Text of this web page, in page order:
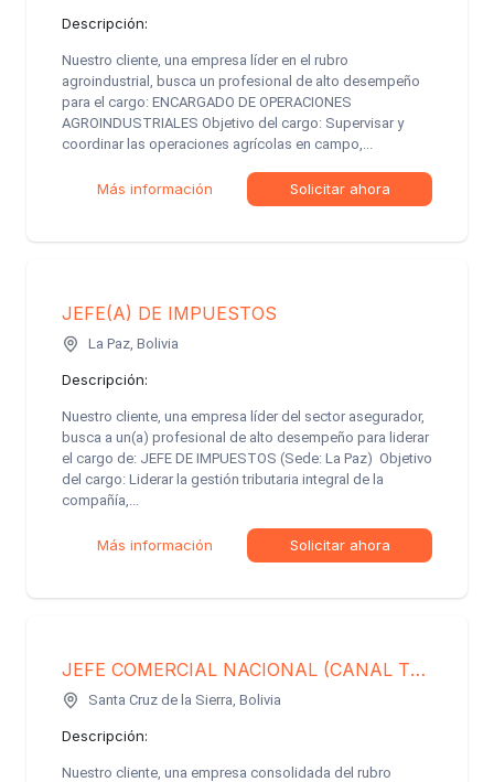
Descripción:
Nuestro cliente, una empresa líder en el rubro
agroindustrial, busca un profesional de alto desempeño
para el cargo: ENCARGADO DE OPERACIONES
AGROINDUSTRIALES Objetivo del cargo: Supervisar y
coordinar las operaciones agrícolas en campo,...
Más información Solicitar ahora
JEFE(A) DE IMPUESTOS
La Paz, Bolivia
Descripción:
Nuestro cliente, una empresa líder del sector asegurador,
busca a un(a) profesional de alto desempeño para liderar
el cargo de: JEFE DE IMPUESTOS (Sede: La Paz) Objetivo
del cargo: Liderar la gestión tributaria integral de la
compañía,...
Más información Solicitar ahora
JEFE COMERCIAL NACIONAL (CANAL TRADICIONAL)
Santa Cruz de la Sierra, Bolivia
Descripción:
Nuestro cliente, una empresa consolidada del rubro